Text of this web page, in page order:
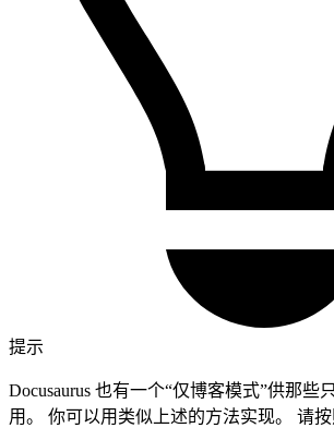
提示
Docusaurus 也有一个“仅博客模式”供那些
用。 你可以用类似上述的方法实现。 请按